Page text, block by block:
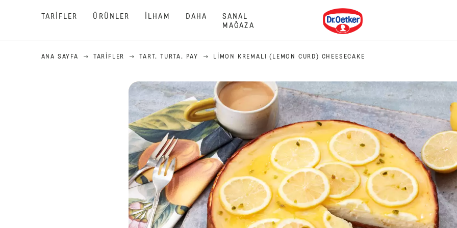
TARIFLER ÜRÜNLER İLHAM DAHA
SANAL
MAĞAZA
Dr. Oetker
ANA SAYFA TARIFLER TART, TURTA, PAY LIMON KREMALI (LEMON CURD) CHEESECAKE